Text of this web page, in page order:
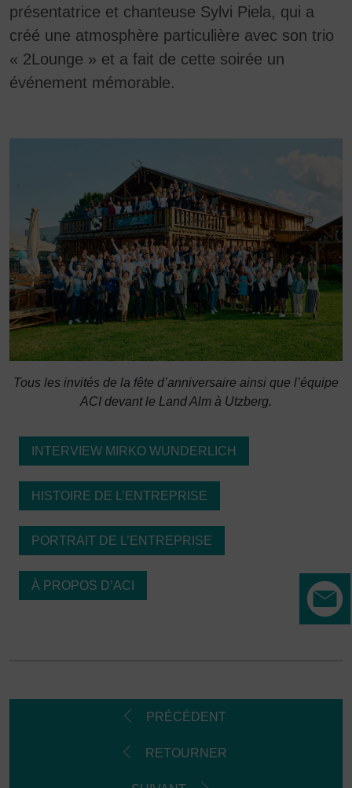
présentatrice et chanteuse Sylvi Piela, qui a
créé une atmosphère particulière avec son trio
« 2Lounge » et a fait de cette soirée un
événement mémorable.
Tous les invités de la fête d’anniversaire ainsi que l’équipe
ACI devant le Land Alm à Utzberg.
INTERVIEW MIRKO WUNDERLICH
HISTOIRE DE L’ENTREPRISE
PORTRAIT DE L’ENTREPRISE
À PROPOS D’ACI
PRÉCÉDENT
RETOURNER
Vos données sont notamment susceptibles d'être
traitées par les autorités américaines à des fins de
contrôle et de surveillance, potentiellement sans
possibilité de recours. Si vous cliquez sur « Accepter
uniquement les cookies essentiels », ce transfert